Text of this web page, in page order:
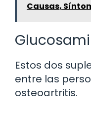
Causas,
Estos dos
entre las
osteoartritis.